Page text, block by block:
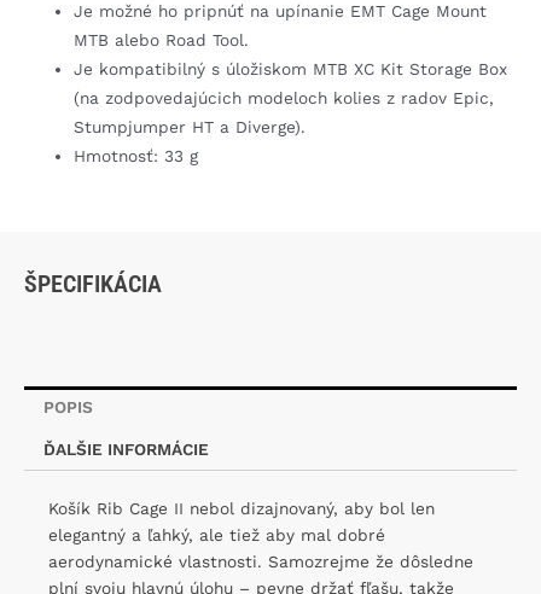
Je možné ho pripnúť na upínanie EMT Cage Mount
MTB alebo Road Tool.
Je kompatibilný s úložiskom MTB XC Kit Storage Box
(na zodpovedajúcich modeloch kolies z radov Epic,
Stumpjumper HT a Diverge).
Hmotnosť: 33 g
ŠPECIFIKÁCIA
POPIS
ĎALŠIE INFORMÁCIE
Košík Rib Cage II nebol dizajnovaný, aby bol len
elegantný a ľahký, ale tiež aby mal dobré
aerodynamické vlastnosti. Samozrejme že dôsledne
plní svoju hlavnú úlohu – pevne držať fľašu, takže